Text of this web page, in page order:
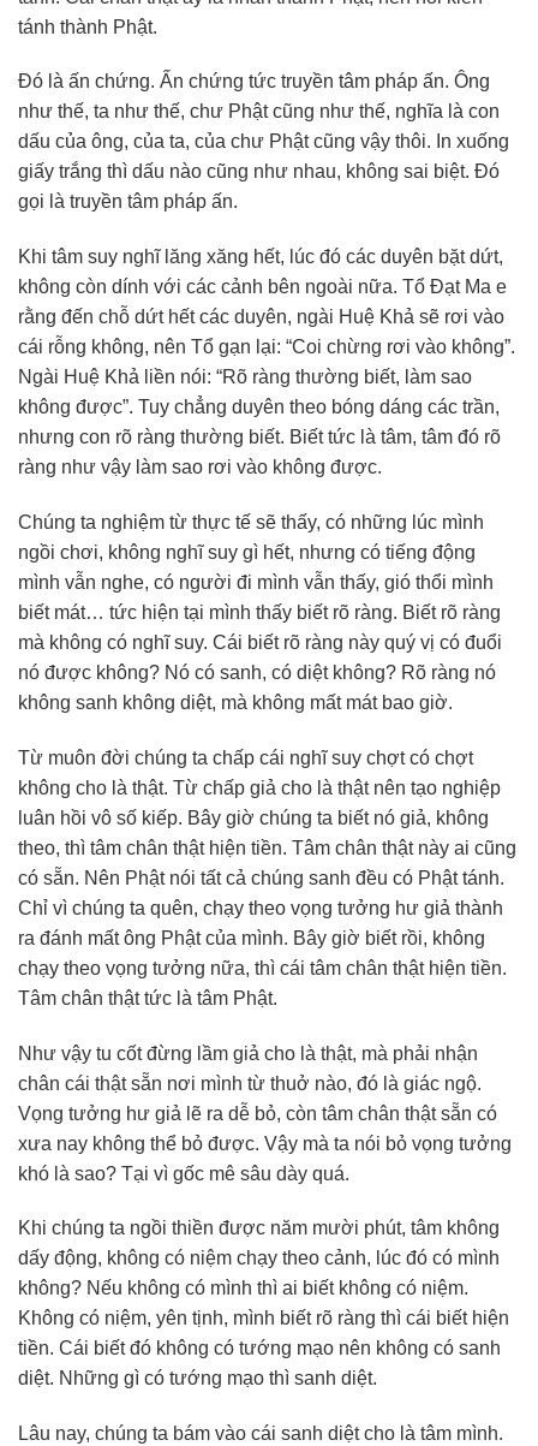
tánh thành Phật.
Đó là ấn chứng. Ấn chứng tức truyền tâm pháp ấn. Ông
như thế, ta như thế, chư Phật cũng như thế, nghĩa là con
dấu của ông, của ta, của chư Phật cũng vậy thôi. In xuống
giấy trắng thì dấu nào cũng như nhau, không sai biệt. Đó
gọi là truyền tâm pháp ấn.
Khi tâm suy nghĩ lăng xăng hết, lúc đó các duyên bặt dứt,
không còn dính với các cảnh bên ngoài nữa. Tổ Đạt Ma e
rằng đến chỗ dứt hết các duyên, ngài Huệ Khả sẽ rơi vào
cái rỗng không, nên Tổ gạn lại: “Coi chừng rơi vào không”.
Ngài Huệ Khả liền nói: “Rõ ràng thường biết, làm sao
không được”. Tuy chẳng duyên theo bóng dáng các trần,
nhưng con rõ ràng thường biết. Biết tức là tâm, tâm đó rõ
ràng như vậy làm sao rơi vào không được.
Chúng ta nghiệm từ thực tế sẽ thấy, có những lúc mình
ngồi chơi, không nghĩ suy gì hết, nhưng có tiếng động
mình vẫn nghe, có người đi mình vẫn thấy, gió thổi mình
biết mát… tức hiện tại mình thấy biết rõ ràng. Biết rõ ràng
mà không có nghĩ suy. Cái biết rõ ràng này quý vị có đuổi
nó được không? Nó có sanh, có diệt không? Rõ ràng nó
không sanh không diệt, mà không mất mát bao giờ.
Từ muôn đời chúng ta chấp cái nghĩ suy chợt có chợt
không cho là thật. Từ chấp giả cho là thật nên tạo nghiệp
luân hồi vô số kiếp. Bây giờ chúng ta biết nó giả, không
theo, thì tâm chân thật hiện tiền. Tâm chân thật này ai cũng
có sẵn. Nên Phật nói tất cả chúng sanh đều có Phật tánh.
Chỉ vì chúng ta quên, chạy theo vọng tưởng hư giả thành
ra đánh mất ông Phật của mình. Bây giờ biết rồi, không
chạy theo vọng tưởng nữa, thì cái tâm chân thật hiện tiền.
Tâm chân thật tức là tâm Phật.
Như vậy tu cốt đừng lầm giả cho là thật, mà phải nhận
chân cái thật sẵn nơi mình từ thuở nào, đó là giác ngộ.
Vọng tưởng hư giả lẽ ra dễ bỏ, còn tâm chân thật sẵn có
xưa nay không thể bỏ được. Vậy mà ta nói bỏ vọng tưởng
khó là sao? Tại vì gốc mê sâu dày quá.
Khi chúng ta ngồi thiền được năm mười phút, tâm không
dấy động, không có niệm chạy theo cảnh, lúc đó có mình
không? Nếu không có mình thì ai biết không có niệm.
Không có niệm, yên tịnh, mình biết rõ ràng thì cái biết hiện
tiền. Cái biết đó không có tướng mạo nên không có sanh
diệt. Những gì có tướng mạo thì sanh diệt.
Lâu nay, chúng ta bám vào cái sanh diệt cho là tâm mình.